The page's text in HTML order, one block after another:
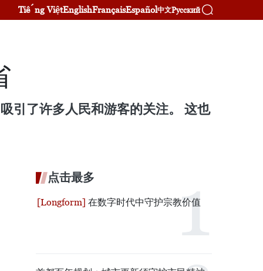
Tiếng ViệtEnglishFrançaisEspañol中文Русский
引了许多人民和游客的关注。 这也
点击最多
在数字时代中守护宗教价值